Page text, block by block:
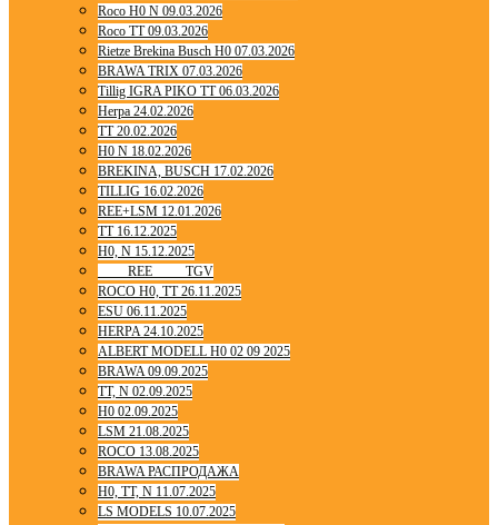
Roco H0 N 09.03.2026
Roco TT 09.03.2026
Rietze Brekina Busch H0 07.03.2026
BRAWA TRIX 07.03.2026
Tillig IGRA PIKO TT 06.03.2026
Herpa 24.02.2026
TT 20.02.2026
H0 N 18.02.2026
BREKINA, BUSCH 17.02.2026
TILLIG 16.02.2026
REE+LSM 12.01.2026
TT 16.12.2025
H0, N 15.12.2025
____ REE ____ TGV
ROCO H0, TT 26.11.2025
ESU 06.11.2025
HERPA 24.10.2025
ALBERT MODELL H0 02 09 2025
BRAWA 09.09.2025
TT, N 02.09.2025
H0 02.09.2025
LSM 21.08.2025
ROCO 13.08.2025
BRAWA РАСПРОДАЖА
H0, TT, N 11.07.2025
LS MODELS 10.07.2025